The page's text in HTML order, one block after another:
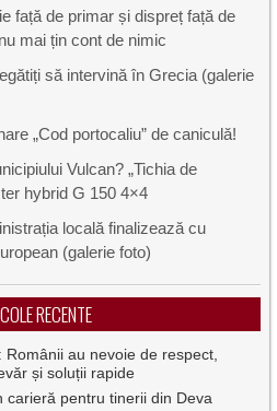
față de primar și dispreț față de
mai țin cont de nimic
să intervină în Grecia (galerie
„Cod portocaliu” de caniculă!
Vulcan? „Tichia de
hybrid G 150 4×4
locală finalizează cu
(galerie foto)
RECENTE
Românii au nevoie de respect,
și soluții rapide
carieră pentru tinerii din Deva